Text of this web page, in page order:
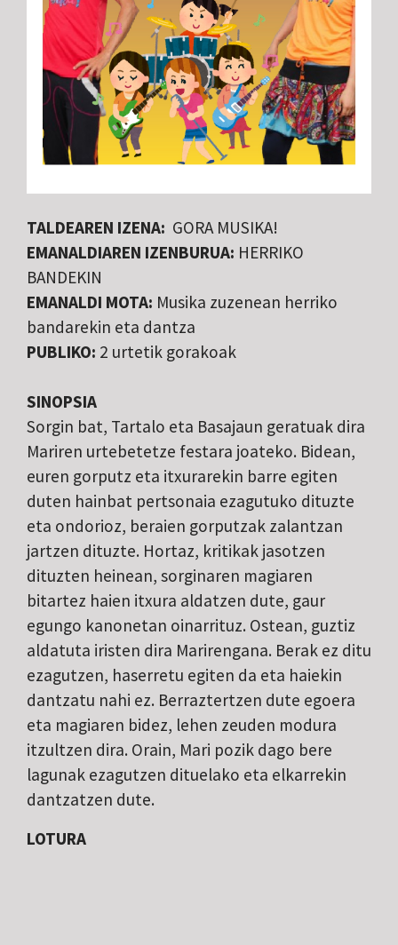
TALDEAREN IZENA: GORA MUSIKA!
EMANALDIAREN IZENBURUA: HERRIKO
BANDEKIN
EMANALDI MOTA: Musika zuzenean herriko
bandarekin eta dantza
PUBLIKO: 2 urtetik gorakoak
SINOPSIA
Sorgin bat, Tartalo eta Basajaun geratuak dira
Mariren urtebetetze festara joateko. Bidean,
euren gorputz eta itxurarekin barre egiten
duten hainbat pertsonaia ezagutuko dituzte
eta ondorioz, beraien gorputzak zalantzan
jartzen dituzte. Hortaz, kritikak jasotzen
dituzten heinean, sorginaren magiaren
bitartez haien itxura aldatzen dute, gaur
egungo kanonetan oinarrituz. Ostean, guztiz
aldatuta iristen dira Marirengana. Berak ez ditu
ezagutzen, haserretu egiten da eta haiekin
dantzatu nahi ez. Berraztertzen dute egoera
eta magiaren bidez, lehen zeuden modura
itzultzen dira. Orain, Mari pozik dago bere
lagunak ezagutzen dituelako eta elkarrekin
dantzatzen dute.
LOTURA